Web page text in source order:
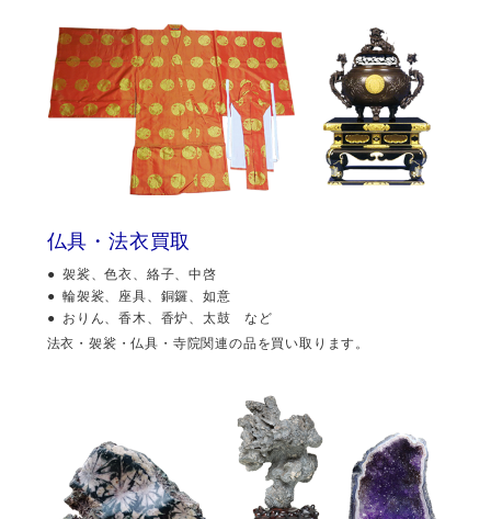
仏具・法衣買取
袈裟、色衣、絡子、中啓
輪袈裟、座具、銅鑼、如意
おりん、香木、香炉、太鼓 など
法衣・袈裟・仏具・寺院関連の品を買い取ります。